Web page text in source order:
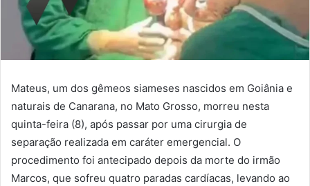
Mateus, um dos gêmeos siameses nascidos em Goiânia e
naturais de Canarana, no Mato Grosso, morreu nesta
quinta-feira (8), após passar por uma cirurgia de
separação realizada em caráter emergencial. O
procedimento foi antecipado depois da morte do irmão
Marcos, que sofreu quatro paradas cardíacas, levando ao